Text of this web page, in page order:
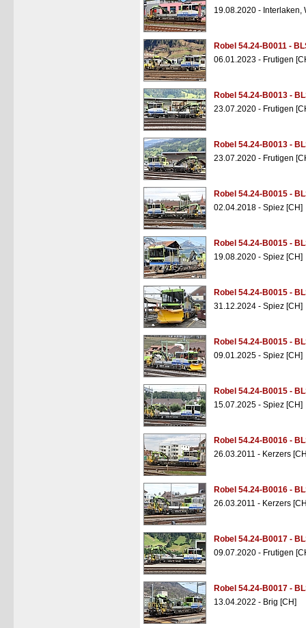
19.08.2020 - Interlaken,
Robel 54.24-B0011 -
06.01.2023 - Frutigen
Robel 54.24-B0013 -
23.07.2020 - Frutigen
Robel 54.24-B0013 -
23.07.2020 - Frutigen
Robel 54.24-B0015 -
02.04.2018 - Spiez [CH]
Robel 54.24-B0015 -
19.08.2020 - Spiez [CH]
Robel 54.24-B0015 -
31.12.2024 - Spiez [CH]
Robel 54.24-B0015 -
09.01.2025 - Spiez [CH]
Robel 54.24-B0015 -
15.07.2025 - Spiez [CH]
Robel 54.24-B0016 -
26.03.2011 - Kerzers
Robel 54.24-B0016 -
26.03.2011 - Kerzers
Robel 54.24-B0017 -
09.07.2020 - Frutigen
Robel 54.24-B0017 -
13.04.2022 - Brig [CH]